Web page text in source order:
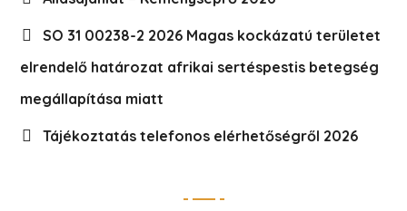
SO 31 00238-2 2026 Magas kockázatú területet
elrendelő határozat afrikai sertéspestis betegség
megállapítása miatt
Tájékoztatás telefonos elérhetőségről 2026